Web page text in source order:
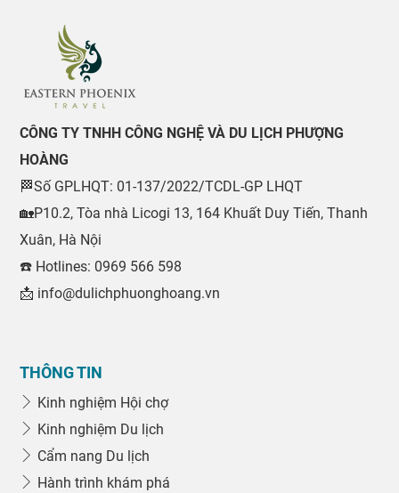
CÔNG TY TNHH CÔNG NGHỆ VÀ DU LỊCH PHƯỢNG
HOÀNG
🏁Số GPLHQT: 01-137/2022/TCDL-GP LHQT
🏡P10.2, Tòa nhà Licogi 13, 164 Khuất Duy Tiến, Thanh
Xuân, Hà Nội
☎️ Hotlines: 0969 566 598
📩 info@dulichphuonghoang.vn
THÔNG TIN
Kinh nghiệm Hội chợ
Kinh nghiệm Du lịch
Cẩm nang Du lịch
Hành trình khám phá